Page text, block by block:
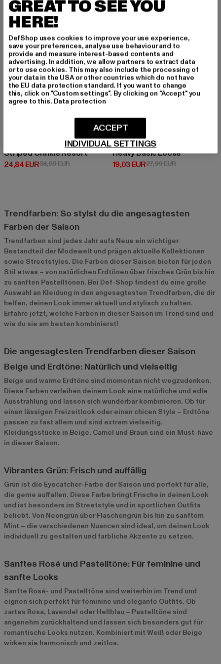
-29%
URBAN CLASSICS
Striped Crinkle Resort
24,84 EUR
Derzeitiger Preis: 24,84 EUR
34,99 EURAktionspreis: 34,99 EUR
-32%
URBAN CLASSICS
Heavy Basic Loose
19,03 EUR
Derzeitiger Preis: 19,03 EUR
27,99 EURAktionspreis:
Trendfarben: So stylst du die angesagtesten
Farben der Saison
Trendfarben sind jedes Jahr aufs Neue ein wichtiger
Bestandteil der Modewelt und prägen aktuelle Kollektionen
sowie Streetstyles. Die Farben dieser Saison bieten für jeden
Stil etwas – von natürlichen Erdtönen über frisches Grün bis hin
zu sanften Pastelltönen. Bei Def-Shop findest du eine große
Auswahl an Kleidung in den angesagtesten Trendfarben, die dir
helfen, deinen Look immer aktuell und stylisch zu halten.
Erfahre jetzt, welche Farben in dieser Saison im Trend sind und
wie du sie am besten kombinierst!
Die angesagtesten Trendfarben dieser Saison
Beige und Erdtöne: Natürlich und vielseitig
Beige und warme Erdtöne sind momentan nicht wegzudenken.
Diese Farben verleihen deinem Look eine natürliche und edle
Ausstrahlung und lassen sich wunderbar kombinieren. Ob für
einen lässigen Freizeitlook oder einen chicen Style – Erdtöne
passen zu fast allem und sind extrem vielseitig.
Kleidungsstücke in Beige, Camel und Braun sind ein Must-have
in dieser Saison.
Vibrantes Grün: Frisch und auffällig
Grün ist die Eyecatcher-Farbe der Saison und perfekt für alle,
die gerne auffallen. Diese Farbe bringt Frische in deinen Look
und ist besonders im Streetstyle und in sportlichen Outfits
beliebt. Von Neongrün über Flaschengrün bis hin zu sanftem
Mint – die verschiedenen Nuancen sind ideal, um deinen Look
individuell zu gestalten und farbliche Akzente zu setzen.
Sanftes Rosé und Pastelltöne: Für feminine und
sanfte Looks
Sanfte Rosé- und Pastelltöne sind weiterhin im Trend und
eignen sich perfekt für feminine und elegante Outfits. Ob
zartes Rosa, Lavendel oder Hellblau – Pastelltöne sind
angenehm zurückhaltend und lassen sich besonders gut für
romantische Looks nutzen. Kombiniert mit Weiß oder Beige
wirken sie harmonisch und zeitlos.
GREAT TO SEE YOU
HERE!
DefShop uses cookies to improve your use experience,
save your preferences, analyse use behaviour and to
provide and measure interest-based contents and
advertising. In addition, we allow partners to extract data
or to use cookies. This may also include the processing of
your data in the USA or other countries which do not have
the EU data protection standard. If you want to change
this, click on "Custom settings". By clicking on "Accept" you
agree to this. Data protection
INDIVIDUAL SETTINGS
ACCEPT